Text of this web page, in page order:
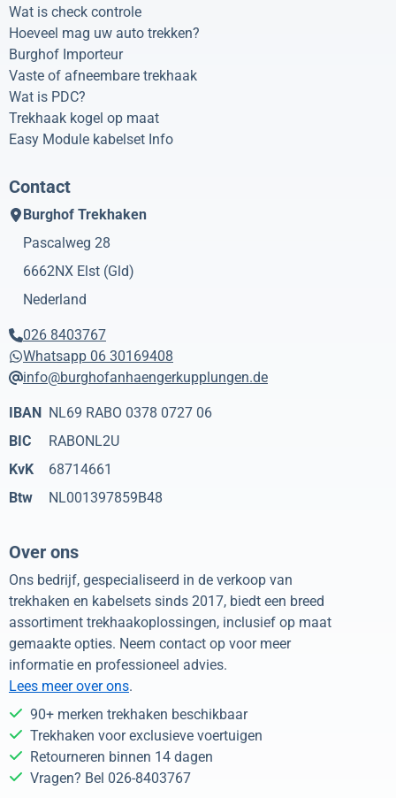
Wat is check controle
Hoeveel mag uw auto trekken?
Burghof Importeur
Vaste of afneembare trekhaak
Wat is PDC?
Trekhaak kogel op maat
Easy Module kabelset Info
Contact
Burghof Trekhaken
Pascalweg 28
6662NX Elst (Gld)
Nederland
026 8403767
Whatsapp 06 30169408
info@burghofanhaengerkupplungen.de
IBAN NL69 RABO 0378 0727 06
BIC
RABONL2U
KvK
68714661
Btw
NL001397859B48
Over ons
Ons bedrijf, gespecialiseerd in de verkoop van
trekhaken en kabelsets sinds 2017, biedt een breed
assortiment trekhaakoplossingen, inclusief op maat
gemaakte opties. Neem contact op voor meer
informatie en professioneel advies.
Lees meer over ons.
90+ merken trekhaken beschikbaar
Trekhaken voor exclusieve voertuigen
Retourneren binnen 14 dagen
Vragen? Bel 026-8403767